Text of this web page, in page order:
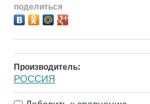
поделиться
Производитель:
РОССИЯ